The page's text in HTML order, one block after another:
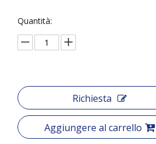
Quantità:
Richiesta
Aggiungere al carrello